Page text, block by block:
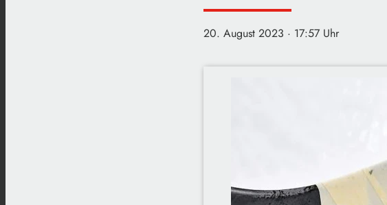
20. August 2023 · 17:57 Uhr